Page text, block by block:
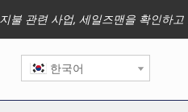
관련 사업, 세일즈맨을 확인하
한국어